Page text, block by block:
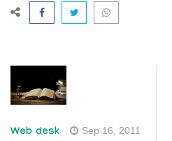
Web desk Sep 16, 2011